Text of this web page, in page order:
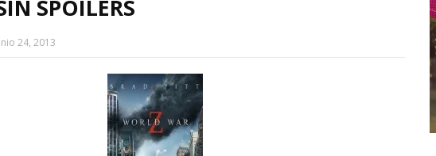
SPOILERS
24, 2013